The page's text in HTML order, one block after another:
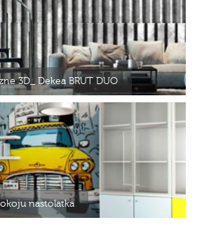
3D_ Dekea BRUT DUO
nastolatka